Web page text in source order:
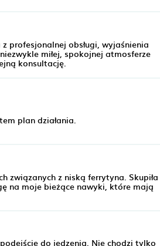
profesjonalnej obsługi, wyjaśnienia
miłej, spokojnej atmosferze
konsultację.
plan działania.
związanych z niską ferrytyna. Skupiła
na moje bieżące nawyki, które mają
do jedzenia. Nie chodzi tylko